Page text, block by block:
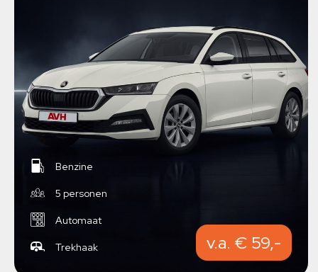
Benzine
5 personen
Automaat
Trekhaak v.a. € 59,-